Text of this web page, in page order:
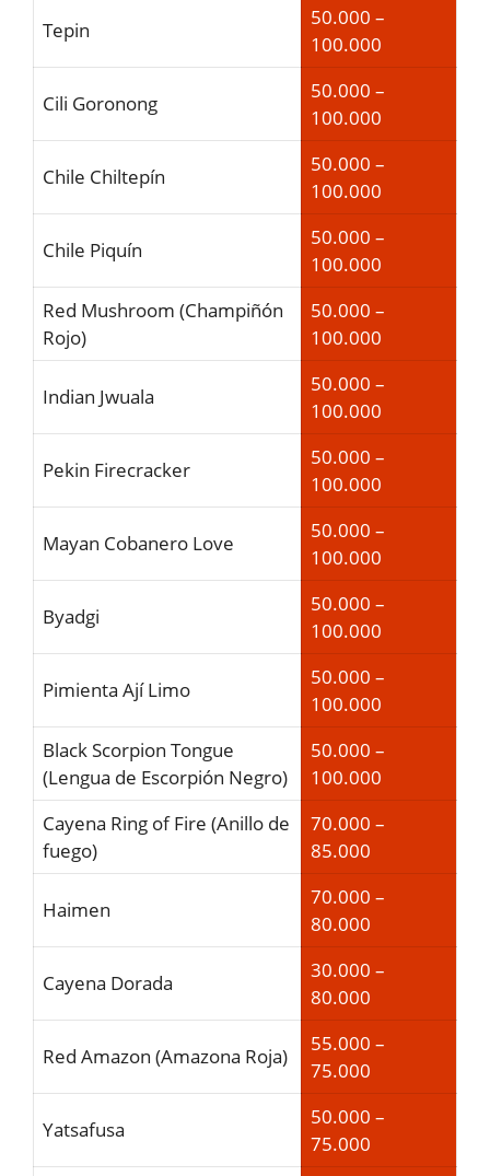
Tepin
50.000 –
100.000
Cili Goronong
50.000 –
100.000
Chile Chiltepín
50.000 –
100.000
Chile Piquín
50.000 –
100.000
Red Mushroom (Champiñón
Rojo)
50.000 –
100.000
Indian Jwuala
50.000 –
100.000
Pekin Firecracker
50.000 –
100.000
Mayan Cobanero Love
50.000 –
100.000
Byadgi
50.000 –
100.000
Pimienta Ají Limo
50.000 –
100.000
Black Scorpion Tongue
(Lengua de Escorpión Negro)
50.000 –
100.000
Cayena Ring of Fire (Anillo de
fuego)
70.000 –
85.000
Haimen
70.000 –
80.000
Cayena Dorada
30.000 –
80.000
Red Amazon (Amazona Roja)
55.000 –
75.000
Yatsafusa
50.000 –
75.000